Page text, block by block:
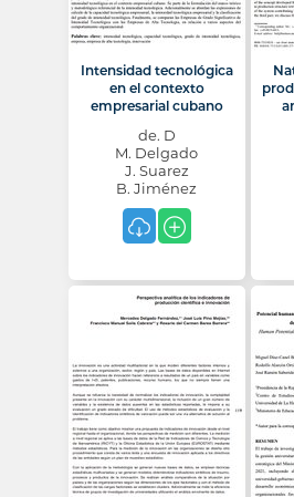
Intensidad tecnológica
en el contexto
empresarial cubano
de. D
M. Delgado
J. Suarez
B. Jiménez